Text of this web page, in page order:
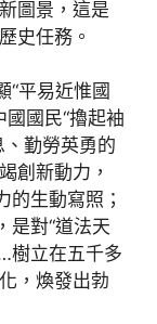
圖景，這是
史任務。
“平易近惟國
國民“擼起袖
勤勞英勇的
創新動力，
的生動寫照；
是對“道法天
樹立在五千多
，煥發出勃